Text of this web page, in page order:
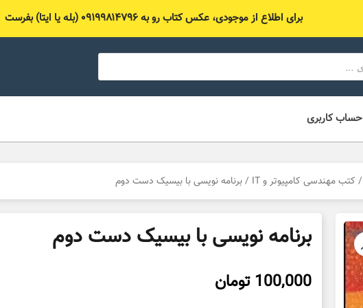
برای اطلاع از موجودی، عکس کتاب رو به ۰۹۱۹۹۸۱۴۷۹۶ (بله یا ایتا) بفرست
حساب کاربری
/ کتب مهندسی کامپیوتر و IT / برنامه نویسی با بیسیک دست دوم
برنامه نویسی با بیسیک دست دوم
100,000 تومان